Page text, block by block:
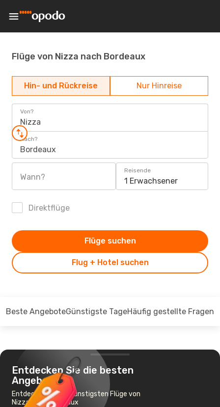
Flüge von Nizza nach Bordeaux
Hin- und Rückreise Nur Hinreise
Von?
Nizza
Nach?
Bordeaux
Wann?
Reisende
1 Erwachsener
Direktflüge
Flug + Hotel suchen
Flüge suchen
Beste AngeboteGünstigste TageHäufig gestellte Fragen
Entdecken Sie die besten
Angebote
Entdecken Sie die günstigsten Flüge von
Nizza nach Bordeaux